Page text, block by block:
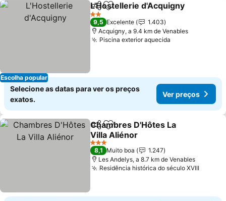
Escolha popular
PartilharAdicionar aos favoritos
L'Hostellerie d'Acquigny
2 Estrelas
9,5 Excelente
1.403
Acquigny, a 9.4 km de Venables
Piscina exterior aquecida
Selecione as datas para ver os preços
exatos.
Ver preços
PartilharAdicionar aos favoritos
Chambres D'Hôtes La
Villa Aliénor
3 Estrelas
8,1 Muito boa
1.247
Les Andelys, a 8.7 km de Venables
Residência histórica do século XVIII